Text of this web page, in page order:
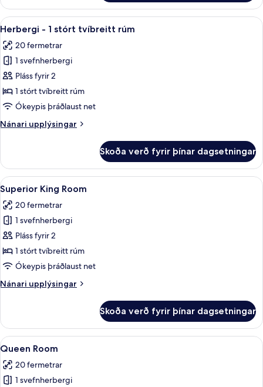
King
Room
Skoða
allar
myndir
fyrir
Herbergi
-
1
tvíbreitt
Herbergi - 1 stórt tvíbreitt rúm |
5
Herbergi - 1 stórt tvíbreitt rúm
20 fermetrar
1 svefnherbergi
Pláss fyrir 2
1 stórt tvíbreitt rúm
Ókeypis þráðlaust net
Nánari upplýsingar
Nánari
-
stórt
tvíbreitt
rúm
Skoða verð fyrir þínar dagsetningar
Skoða
allar
myndir
fyrir
Superior
King
Room
Rúmföt úr egypskri bómull, rúmföt
5
Superior King Room
20 fermetrar
1 svefnherbergi
Pláss fyrir 2
1 stórt tvíbreitt rúm
Ókeypis þráðlaust net
Nánari upplýsingar
Nánari
King
Room
Skoða verð fyrir þínar dagsetningar
Skoða
allar
myndir
fyrir
Sturta, vistvænar snyrtivörur,
4
Queen Room
20 fermetrar
1 svefnherbergi